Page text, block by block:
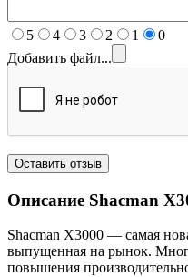
5 4 3 2 1
0
Добавить файл...
Описание Shacman
Shacman X3000 — самая
выпущенная на рынок.
повышения